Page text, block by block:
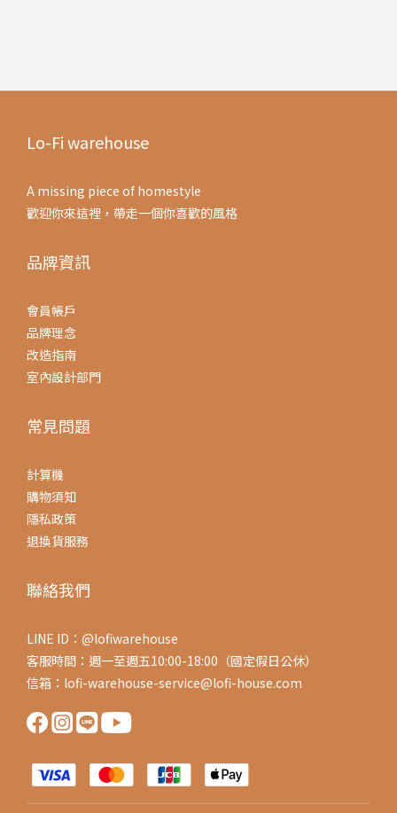
Lo-Fi warehouse
A missing piece of homestyle
歡迎你來這裡，帶走一個你喜歡的風格
品牌資訊
會員帳戶
品牌理念
改造指南
室內設計部門
常見問題
計算機
購物須知
隱私政策
退換貨服務
聯絡我們
LINE ID：@lofiwarehouse
客服時間：週一至週五10:00-18:00（國定假日公休）
信箱：lofi-warehouse-service@lofi-house.com